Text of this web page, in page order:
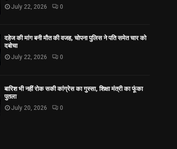
July 22, 2026 0
दहेज की मांग बनी मौत की वजह, चोपना पुलिस ने पति समेत चार को
दबोचा
July 22, 2026 0
बारिश भी नहीं रोक सकी कांग्रेस का गुस्सा, शिक्षा मंत्री का फूंका
पुतला
July 20, 2026 0